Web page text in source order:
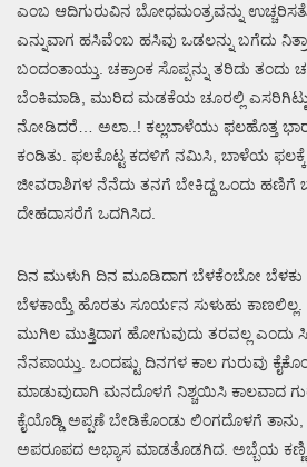
ಎಂಬ ಆದಿಗುರುವಿನ ಬೋಧಮಂತ್ರವನ್ನು
ಎನ್ನುವಾಗ ಹಸಿವೆಂಬ ಹಸಿವು ಒಡಲನ್ನು ಬಗೆದು
ಬಂದಂತಾಯ್ತು. ಚಕ್ರಾಂಕ ಸೊಪ್ಪನ್ನು ತರಿದು
ಬೆಂಕಿಮಾಡಿ, ಮುರಿದ ಮಡಕೆಯ ಚೂರಲ್ಲಿ
ನೋಡಿದರೆ… ಅಲಾ..! ಕಲ್ಲಬಾಳೆಯು ಫಲಹೊತ್ತ ಭಾರಕ್ಕೆ
ಕಂಡಿತು. ಫಲಕೊಟ್ಟ ಕದಳಿಗೆ ನಮಿಸಿ, ಬಾಳೆಯ ಫಲಕ್ಕೆ
ಜೀವರಾಶಿಗಳ ನೆನೆದು ತನಗೆ ಬೇಕಿದ್ದ ಒಂದು ಹಣಿಗೆ
ದೇಹದಾಸರೆಗೆ ಒದಗಿಸಿದ.
ದಿನ ಮುಳುಗಿ ದಿನ ಮೂಡಿದಾಗ ಬೆಳಕೆಂಬೋ ಬೆಳಕು
ಬೆಳಕಾಯ್ತೆ ಹೊರತು ಸೂರ್ಯನ ಸುಳುಹು
ಮುಗಿಲ ಮುತ್ತಿದಾಗ ಹೋಗುವುದು ತರವಲ್ಲ ಎಂದು
ನೆನಪಾಯ್ತು. ಒಂದಷ್ಟು ದಿನಗಳ ಕಾಲ ಗುರುವು
ಮಾಡುವುದಾಗಿ ಮನದೊಳಗೆ ನಿಶ್ಚಯಿಸಿ ಕಾಲವಾದ
ಕೈಯೊಡ್ಡಿ ಅಪ್ಪಣೆ ಬೇಡಿಕೊಂಡು ಲಿಂಗದೊಳಗೆ
ಅಪರೂಪದ ಅಭ್ಯಾಸ ಮಾಡತೊಡಗಿದ. ಅಬ್ಬೆಯ ಕಣ್ಣಿನ